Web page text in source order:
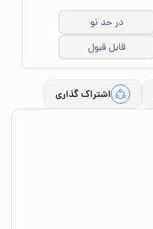
در حد نو
قابل قبول
اشتراک گذاری